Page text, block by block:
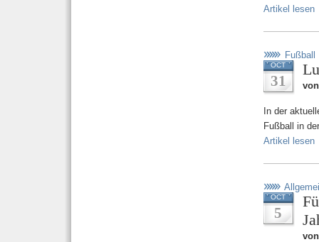
Artikel lesen
Fußball
OCT
31
In der
Fußball in
Artikel lesen
OCT
5